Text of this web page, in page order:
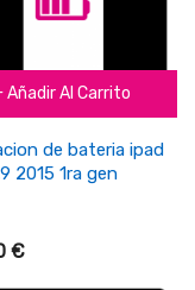
Añadir Al Carrito
de bateria ipad
2015 1ra gen
€